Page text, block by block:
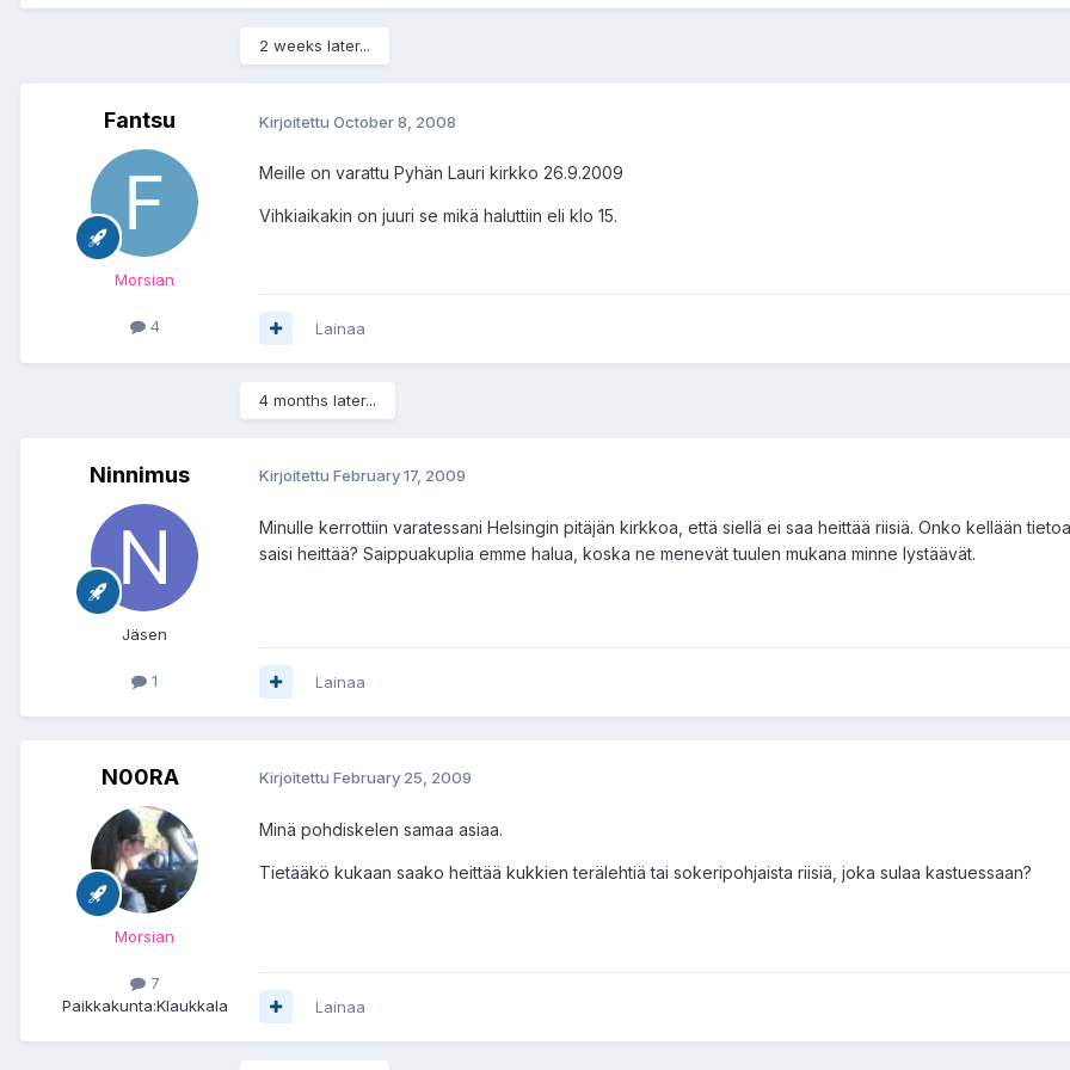
2 weeks later...
Fantsu
Morsian
4
Kirjoitettu October 8, 2008
Meille on varattu Pyhän Lauri kirkko 26.9.2009
Vihkiaikakin on juuri se mikä haluttiin eli klo 15.
Lainaa
4 months later...
Ninnimus
Jäsen
1
Kirjoitettu February 17, 2009
Minulle kerrottiin varatessani Helsingin pitäjän kirkkoa, että siellä ei saa heittää riisiä. Onko kellään
saisi heittää? Saippuakuplia emme halua, koska ne menevät tuulen mukana minne lystäävät.
Lainaa
N00RA
Morsian
7
Paikkakunta:Klaukkala
Kirjoitettu February 25, 2009
Minä pohdiskelen samaa asiaa.
Tietääkö kukaan saako heittää kukkien terälehtiä tai sokeripohjaista riisiä, joka sulaa kastuessaan?
Lainaa